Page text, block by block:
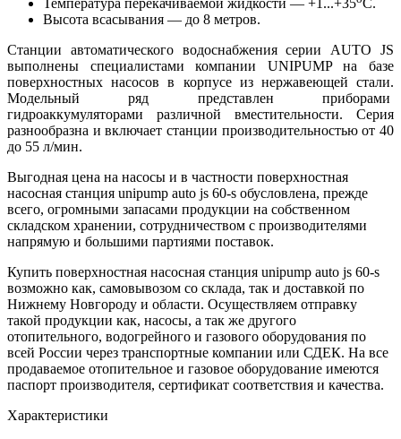
Температура перекачиваемой жидкости — +1...+35 С.
Высота всасывания — до 8 метров.
Станции автоматического водоснабжения серии AUTO JS
выполнены специалистами компании UNIPUMP на базе
поверхностных насосов в корпусе из нержавеющей стали.
Модельный ряд представлен приборами
гидроаккумуляторами различной вместительности. Серия
разнообразна и включает станции производительностью от 40
до 55 л/мин.
Выгодная цена на насосы и в частности поверхностная
насосная станция unipump auto js 60-s обусловлена, прежде
всего, огромными запасами продукции на собственном
складском хранении, сотрудничеством с производителями
напрямую и большими партиями поставок.
Купить поверхностная насосная станция unipump auto js 60-s
возможно как, самовывозом со склада, так и доставкой по
Нижнему Новгороду и области. Осуществляем отправку
такой продукции как, насосы, а так же другого
отопительного, водогрейного и газового оборудования по
всей России через транспортные компании или СДЕК. На все
продаваемое отопительное и газовое оборудование имеются
паспорт производителя, сертификат соответствия и качества.
Характеристики